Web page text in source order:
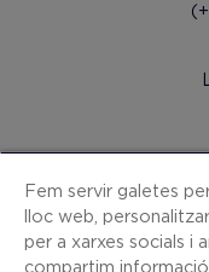
Fem servir galetes
lloc web,
per a xarxes socials i
compartim